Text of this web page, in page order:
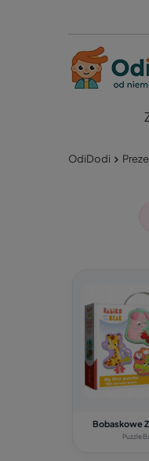
OdiDodi
Bobaskowe
Puzzle